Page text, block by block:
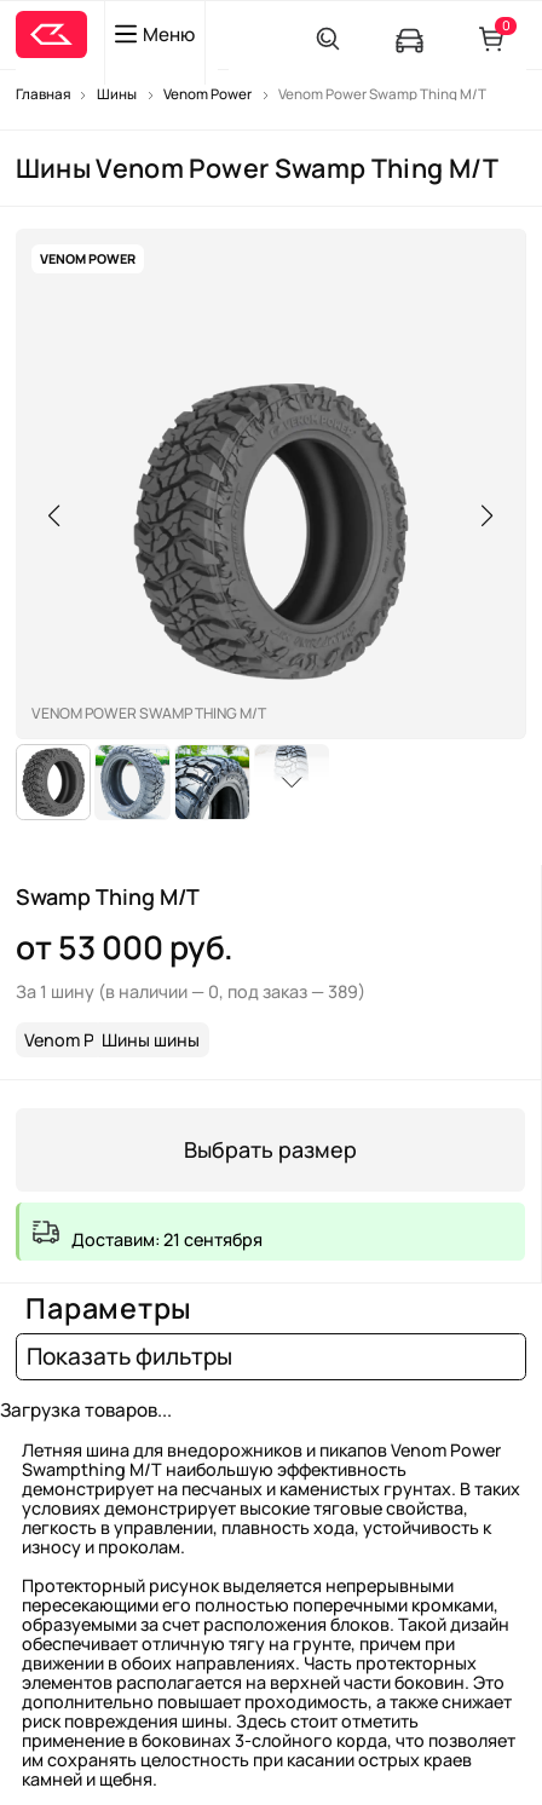
Меню 0
Главная Шины Venom Power Venom Power Swamp Thing M/T
Шины Venom Power Swamp Thing M/T
VENOM POWER
VENOM POWER SWAMP THING M/T
Swamp Thing M/T
от 53 000 руб.
За 1 шину (в наличии — 0, под заказ — 389)
Venom Power >
Шины шины
Выбрать размер
Доставим: 21 сентября
Параметры
Показать фильтры
Загрузка товаров...
Летняя шина для внедорожников и пикапов Venom Power
Swampthing M/T наибольшую эффективность
демонстрирует на песчаных и каменистых грунтах. В таких
условиях демонстрирует высокие тяговые свойства,
легкость в управлении, плавность хода, устойчивость к
износу и проколам.
Протекторный рисунок выделяется непрерывными
пересекающими его полностью поперечными кромками,
образуемыми за счет расположения блоков. Такой дизайн
обеспечивает отличную тягу на грунте, причем при
движении в обоих направлениях. Часть протекторных
элементов располагается на верхней части боковин. Это
дополнительно повышает проходимость, а также снижает
риск повреждения шины. Здесь стоит отметить
применение в боковинах 3-слойного корда, что позволяет
им сохранять целостность при касании острых краев
камней и щебня.